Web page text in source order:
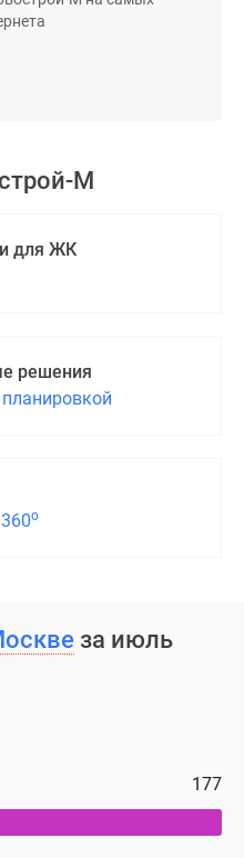
М
для ЖК
решения
о
за июль
177